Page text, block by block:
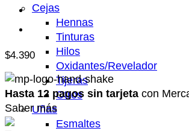
Cejas
Hennas
Tinturas
Hilos
Oxidantes/Revelador
Tijeras
Otros
Uñas
Esmaltes
$4.390
Hasta 12 pagos sin tarjeta con
Saber más